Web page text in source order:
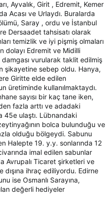
Ayvalık, Girit , Edremit, Kemer
Acası ve Urlaydı. Buralarda
Saray , ordu ve İstanbul
Dersaadet tahsisatı olarak
temizlik ve iyi pişmiş olmaları
dolayı Edremit ve Midilli
damgası vurularak taklit edilmiş
şikayetine sebep oldu. Hanya,
Giritte elde edilen
üretiminde kullanılmaktaydı.
sayısı bir kaç tane iken,
fazla arttı ve adadaki
45e ulaştı. Lübnandaki
bolca bulunduğu ve
olduğu bölgeydi. Sabunu
Halepte 19. y.y. sonlarında 12
imal edilen sabunlar
Avrupalı Ticaret şirketleri ve
ihraç ediliyordu. Edirne
ise Osmanlı Sarayına,
değerli hediyeler